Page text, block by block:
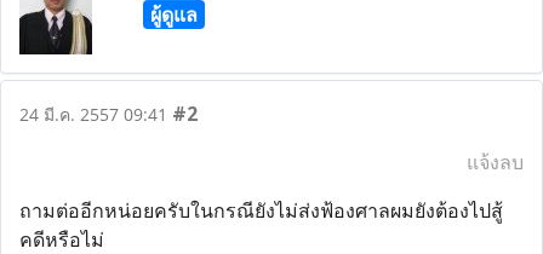
ผู้ดูแล
24 มี.ค. 2557 09:41 #2
แจ้งลบ
ถามต่ออีกหน่อยครับในกรณียังไม่ส่งฟ้องศาลผมยังต้องไปสู้
คดีหรือไม่